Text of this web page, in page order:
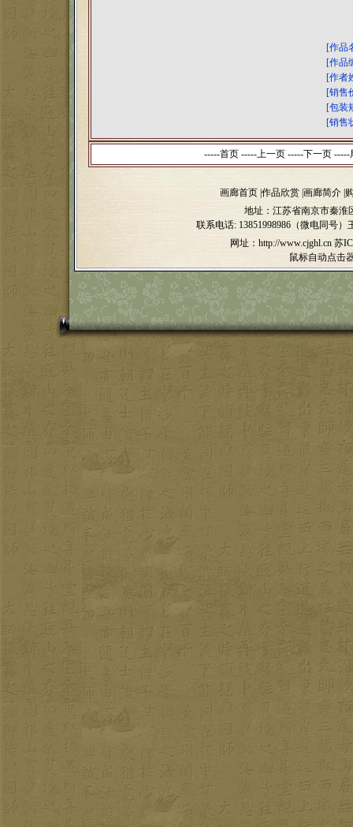
[作品
[作品
[作者
[销售
[包装
[销售
-----首页 -----上一页 -----下一页 -----
画廊首页 作品欣赏 画廊简介
地址：江苏省南京市秦淮
联系电话: 13851998986（微电同号）
网址：http://www.cjghl.cn 苏
鼠标自动点击